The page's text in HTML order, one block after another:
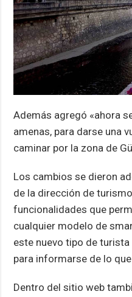
Además agregó «ahora
amenas, para darse una
caminar por la zona de
Los cambios se dieron
de la dirección de
funcionalidades que
cualquier modelo de
este nuevo tipo de
para informarse de lo
Dentro del sitio web